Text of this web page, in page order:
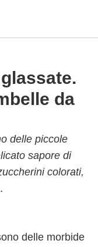
da
delle piccole
sapore di
colorati,
delle morbide